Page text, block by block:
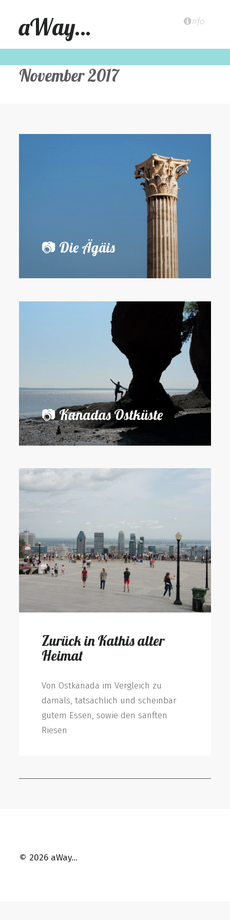
aWay… nfo
November 2017
📷 Die Ägäis
📷 Kanadas Ostküste
Zurück in Kathis alter
Heimat
Von Ostkanada im Vergleich zu
damals, tatsächlich und scheinbar
gutem Essen, sowie den sanften
Riesen
© 2026 aWay…